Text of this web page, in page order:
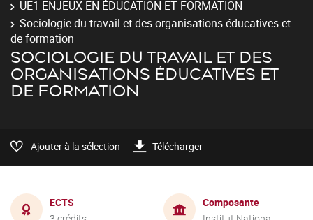
UE1 ENJEUX EN ÉDUCATION ET FORMATION
Sociologie du travail et des organisations éducatives et
de formation
SOCIOLOGIE DU TRAVAIL ET DES
ORGANISATIONS ÉDUCATIVES ET
DE FORMATION
Ajouter à la sélection Télécharger
ECTS
Composante